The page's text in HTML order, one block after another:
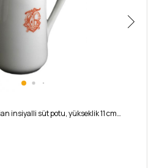
insiyalli süt potu, yükseklik 11 cm…